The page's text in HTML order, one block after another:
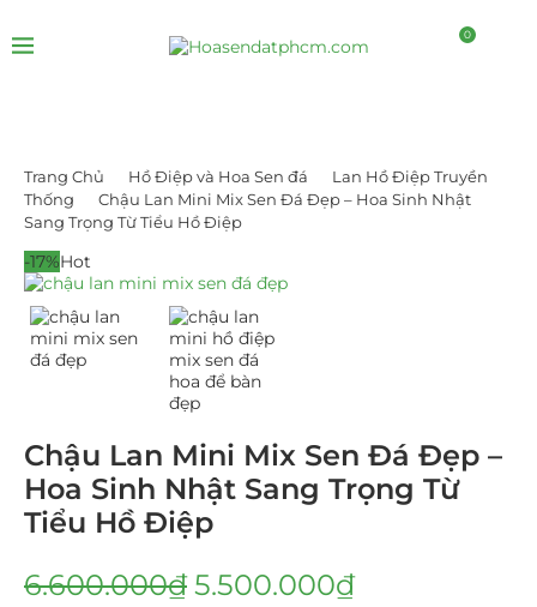
0
Trang Chủ Hồ Điệp và Hoa Sen đá
Lan Hồ Điệp Truyền
Thống
Chậu Lan Mini Mix Sen Đá Đẹp – Hoa Sinh Nhật
Sang Trọng Từ Tiểu Hồ Điệp
-17%Hot
Chậu Lan Mini Mix Sen Đá Đẹp –
Hoa Sinh Nhật Sang Trọng Từ
Tiểu Hồ Điệp
6.600.000₫ 5.500.000₫